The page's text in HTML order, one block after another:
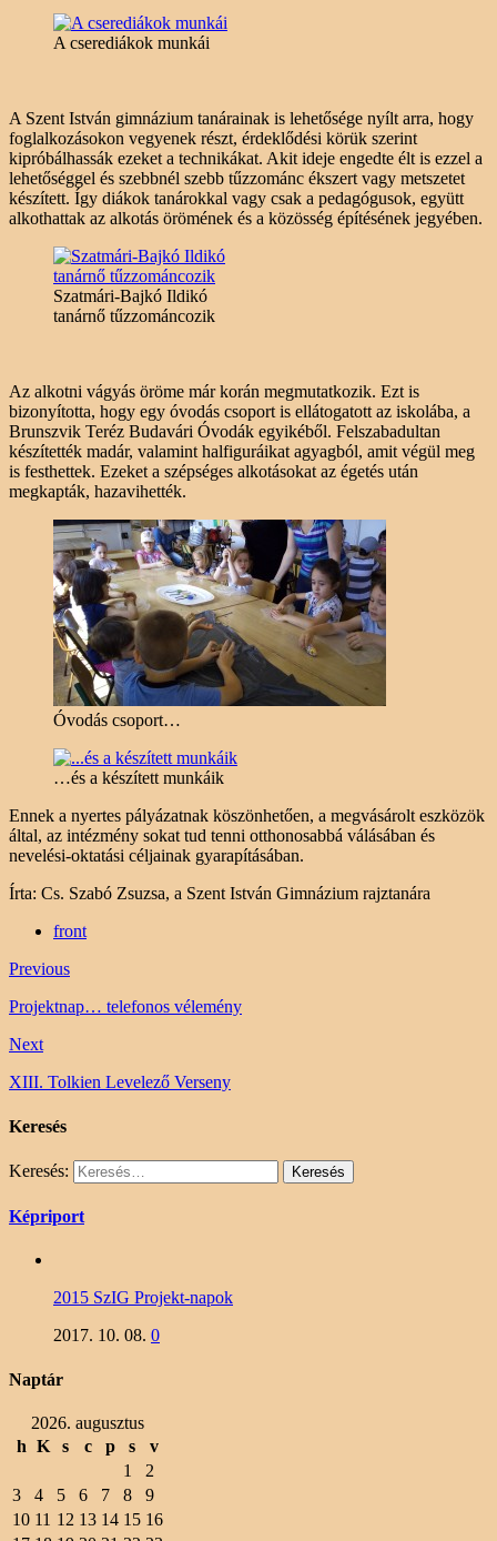
A cserediákok munkái
A Szent István gimnázium tanárainak is lehetősége nyílt arra, hogy
foglalkozásokon vegyenek részt, érdeklődési körük szerint
kipróbálhassák ezeket a technikákat. Akit ideje engedte élt is ezzel a
lehetőséggel és szebbnél szebb tűzzománc ékszert vagy metszetet
készített. Így diákok tanárokkal vagy csak a pedagógusok, együtt
alkothattak az alkotás örömének és a közösség építésének jegyében.
Szatmári-Bajkó Ildikó
tanárnő tűzzománcozik
Az alkotni vágyás öröme már korán megmutatkozik. Ezt is
bizonyította, hogy egy óvodás csoport is ellátogatott az iskolába, a
Brunszvik Teréz Budavári Óvodák egyikéből. Felszabadultan
készítették madár, valamint halfiguráikat agyagból, amit végül meg
is festhettek. Ezeket a szépséges alkotásokat az égetés után
megkapták, hazavihették.
Óvodás csoport…
…és a készített munkáik
Ennek a nyertes pályázatnak köszönhetően, a megvásárolt eszközök
által, az intézmény sokat tud tenni otthonosabbá válásában és
nevelési-oktatási céljainak gyarapításában.
Írta: Cs. Szabó Zsuzsa, a Szent István Gimnázium rajztanára
front
Previous
Projektnap… telefonos vélemény
Next
XIII. Tolkien Levelező Verseny
Keresés
Keresés:
Képriport
2015 SzIG Projekt-napok
2017. 10. 08. 0
Naptár
2026. augusztus
h K s c p s
v
1
2
3
4 5 6 7 8
9
10 11 12 13 14 15 16